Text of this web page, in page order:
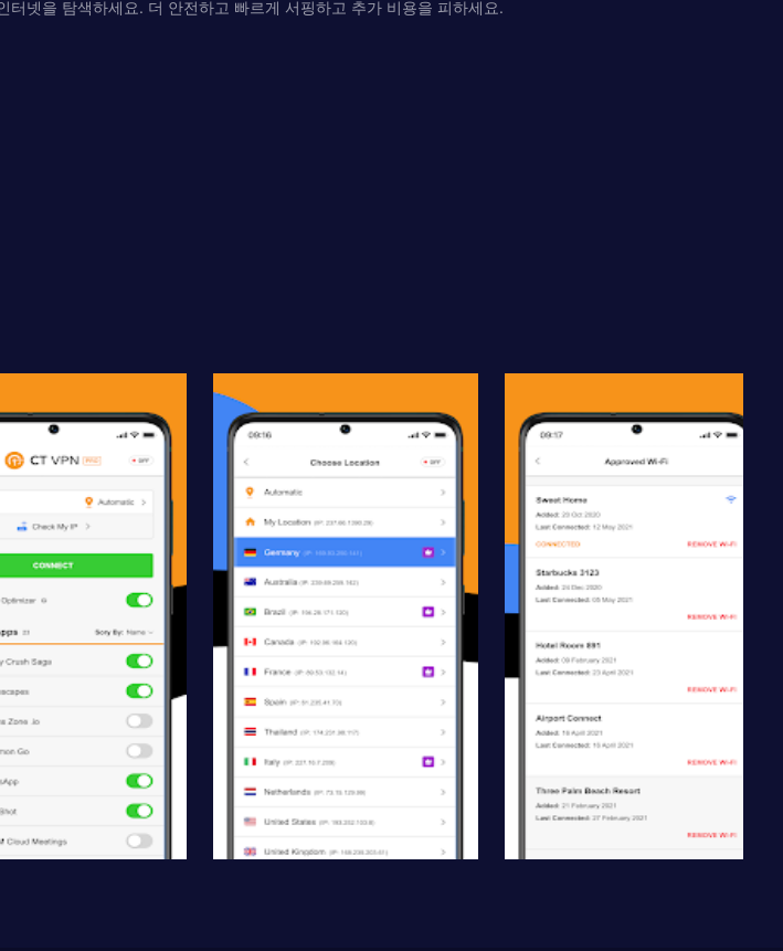
넷을 탐색하세요. 더 안전하고 빠르게 서핑하고 추가 비용을 피하세요.